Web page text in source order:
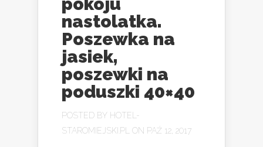
nastolatka.
Poszewka na
jasiek,
poszewki na
poduszki 40×40
POSTED BY HOTEL-
STAROMIEJSKI.PL
ON PAŹ 12, 2017